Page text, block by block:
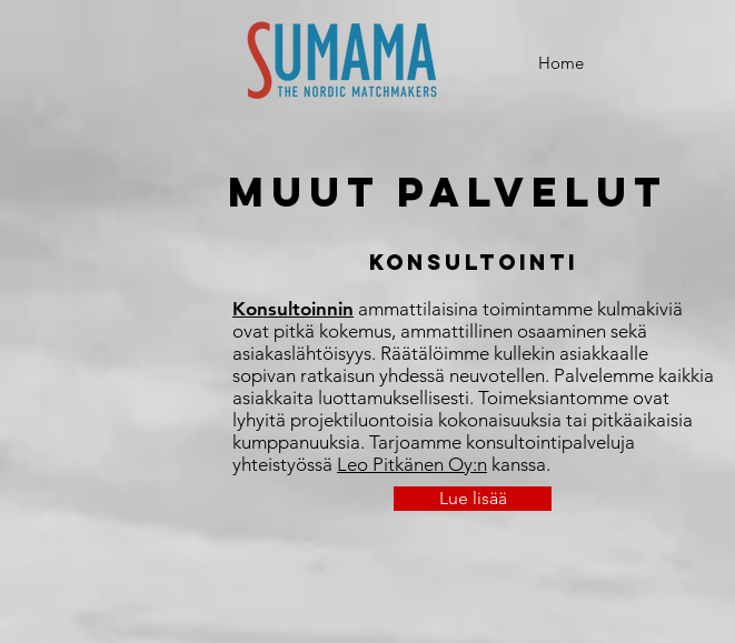
Home
muut palvelut
KONSULTOINTI
Konsultoinnin ammattilaisina toimintamme kulmakiviä
ovat pitkä kokemus, ammattillinen osaaminen sekä
asiakaslähtöisyys. Räätälöimme kullekin asiakkaalle
sopivan ratkaisun yhdessä neuvotellen. Palvelemme kaikkia
asiakkaita luottamuksellisesti. Toimeksiantomme ovat
lyhyitä projektiluontoisia kokonaisuuksia tai pitkäaikaisia
kumppanuuksia.​ Tarjoamme konsultointipalveluja
yhteistyössä Leo Pitkänen Oy:n kanssa.
Lue lisää